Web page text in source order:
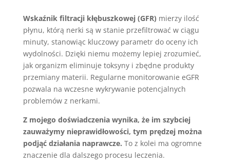
Wskaźnik filtracji kłębuszkowej (GFR) mierzy ilość
płynu, którą nerki są w stanie przefiltrować w ciągu
minuty, stanowiąc kluczowy parametr do oceny ich
wydolności. Dzięki niemu możemy lepiej zrozumieć,
jak organizm eliminuje toksyny i zbędne produkty
przemiany materii. Regularne monitorowanie eGFR
pozwala na wczesne wykrywanie potencjalnych
problemów z nerkami.
Z mojego doświadczenia wynika, że im szybciej
zauważymy nieprawidłowości, tym prędzej można
podjąć działania naprawcze. To z kolei ma ogromne
znaczenie dla dalszego procesu leczenia.